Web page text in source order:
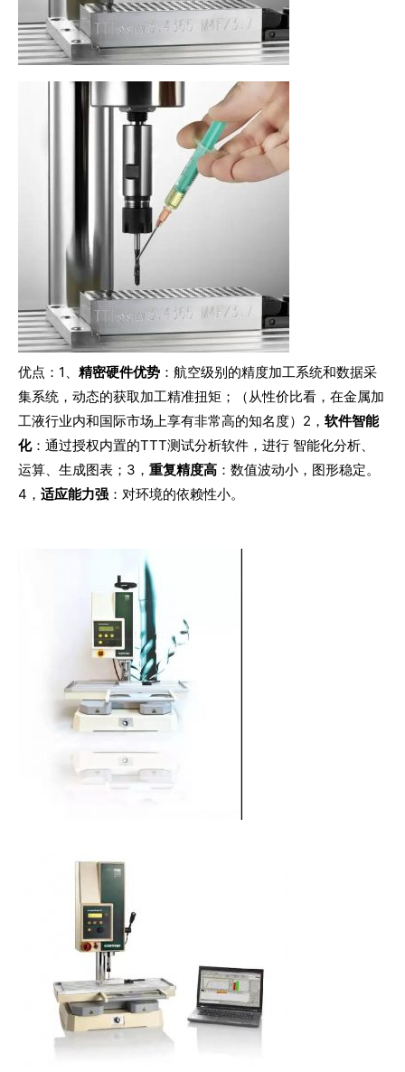
优点： 1、 精密硬件优势 ：航空级别的精度加工系统和数据采
集系统，动态的获取加工精准扭矩；
（从性价比看，在金属加
工液行业内和国际市场上享有非常高的知名度） 2， 软件智能
化：通过授权内置的TTT测试分析软件，进行 智能化分析、
运算、生成图表； 3， 重复精度高 ：数值波动小，图形稳定。
4， 适应能力强 ：对环境的依赖性小。